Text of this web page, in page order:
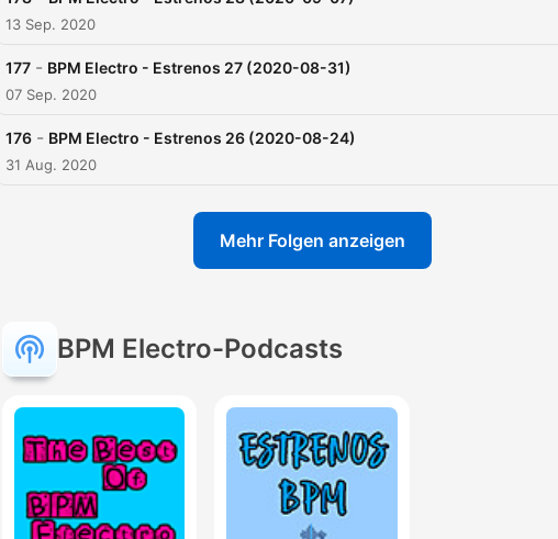
13 Sep. 2020
177 - BPM Electro - Estrenos 27 (2020-08-31)
07 Sep. 2020
176 - BPM Electro - Estrenos 26 (2020-08-24)
31 Aug. 2020
Mehr Folgen anzeigen
BPM Electro-Podcasts